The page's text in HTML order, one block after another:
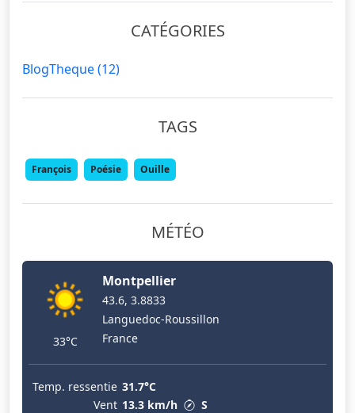
CATÉGORIES
BlogTheque(12)
TAGS
François Poésie Ouille
MÉTÉO
33°C
Montpellier
43.6, 3.8833
Languedoc-Roussillon
France
Temp. ressentie 31.7°C
Vent 13.3 km/h
S